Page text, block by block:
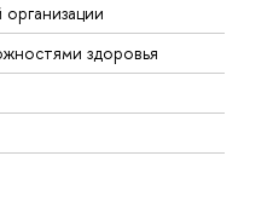
здоровья